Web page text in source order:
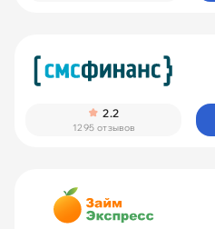
2.2
1295 отзывов